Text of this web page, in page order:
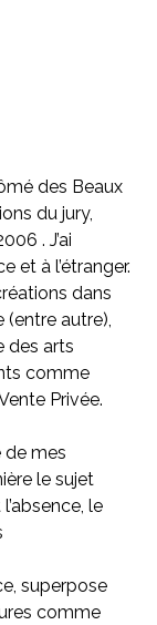
des Beaux
du jury,
. J’ai
et à l’étranger.
dans
autre),
des arts
comme
Privée.
de mes
le sujet
le
superpose
comme